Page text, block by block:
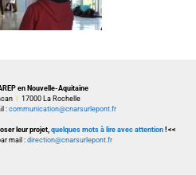
en Nouvelle-Aquitaine
17000 La Rochelle
: communication@cnarsurlepont.fr
leur projet,quelques mots à lire avec attention ! <<
mail : direction@cnarsurlepont.fr